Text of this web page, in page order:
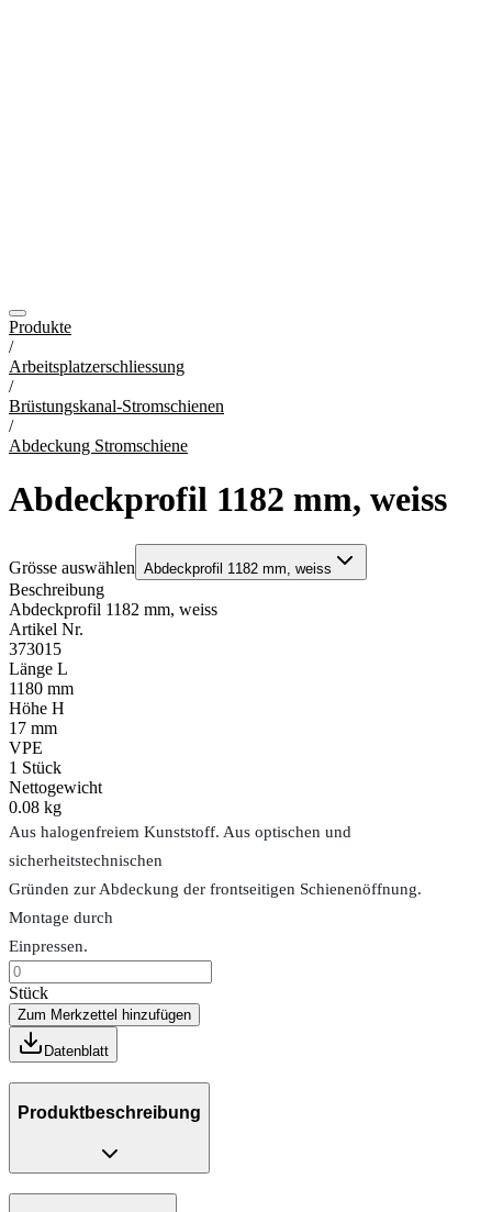
Produkte
/
Arbeitsplatzerschliessung
/
Brüstungskanal-Stromschienen
/
Abdeckung Stromschiene
Abdeckprofil 1182 mm, weiss
Grösse auswählen Abdeckprofil 1182 mm, weiss
Beschreibung
Abdeckprofil 1182 mm, weiss
Artikel Nr.
373015
Länge L
1180 mm
Höhe H
17 mm
VPE
1 Stück
Nettogewicht
0.08 kg
Aus halogenfreiem Kunststoff. Aus optischen und
sicherheitstechnischen
Gründen zur Abdeckung der frontseitigen Schienenöffnung.
Montage durch
Einpressen.
Stück
Zum Merkzettel hinzufügen
Datenblatt
Produktbeschreibung